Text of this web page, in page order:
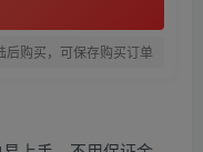
后购买，可保存购买订单